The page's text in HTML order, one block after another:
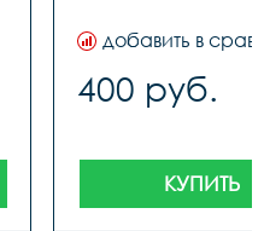
добавить в
400 руб.
КУПИТЬ